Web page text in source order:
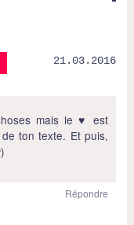
21.03.2016
mais le ♥ est
ton texte. Et puis,
Répondre